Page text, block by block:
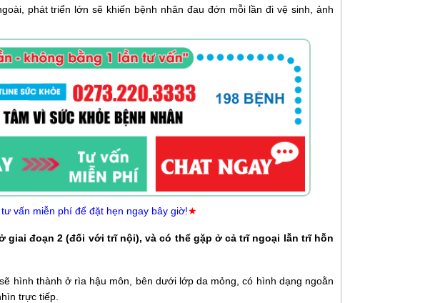
phát triển lớn sẽ khiến bệnh nhân đau đớn mỗi lần đi vệ sinh, ảnh
vấn miễn phí để đặt hẹn ngay bây giờ!★
đoạn 2 (đối với trĩ nội), và có thể gặp ở cả trĩ ngoại lẫn trĩ hỗn
hình thành ở rìa hậu môn, bên dưới lớp da mỏng, có hình dạng ngoằn
trực tiếp.